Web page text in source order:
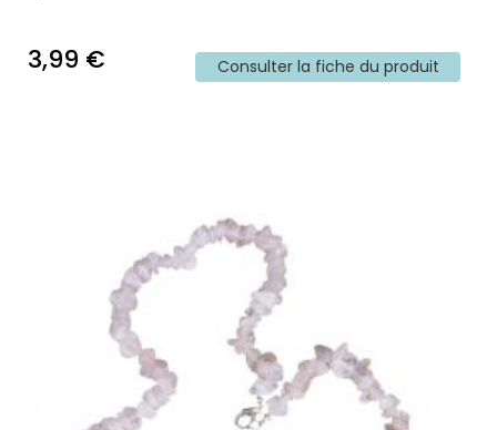
3,99 € Consulter la fiche du produit